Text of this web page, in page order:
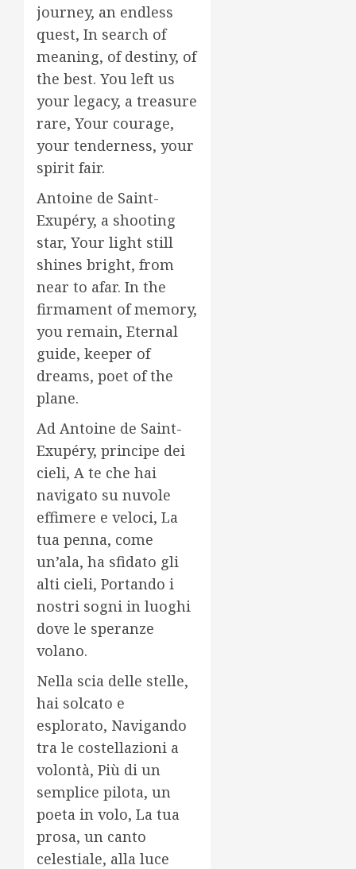
journey, an endless
quest, In search of
meaning, of destiny, of
the best. You left us
your legacy, a treasure
rare, Your courage,
your tenderness, your
spirit fair.
Antoine de Saint-
Exupéry, a shooting
star, Your light still
shines bright, from
near to afar. In the
firmament of memory,
you remain, Eternal
guide, keeper of
dreams, poet of the
plane.
Ad Antoine de Saint-
Exupéry, principe dei
cieli, A te che hai
navigato su nuvole
effimere e veloci, La
tua penna, come
un’ala, ha sfidato gli
alti cieli, Portando i
nostri sogni in luoghi
dove le speranze
volano.
Nella scia delle stelle,
hai solcato e
esplorato, Navigando
tra le costellazioni a
volontà, Più di un
semplice pilota, un
poeta in volo, La tua
prosa, un canto
celestiale, alla luce